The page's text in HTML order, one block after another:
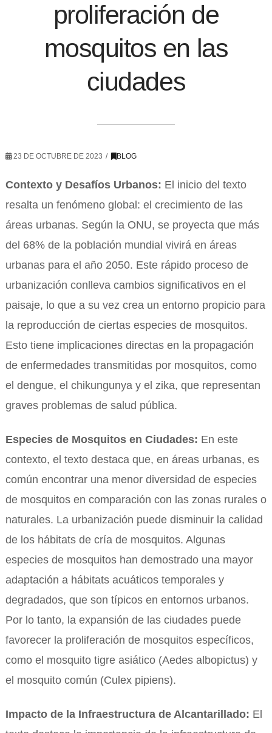
proliferación de
mosquitos en las
ciudades
23 DE OCTUBRE DE 2023 BLOG
Contexto y Desafíos Urbanos: El inicio del texto
resalta un fenómeno global: el crecimiento de las
áreas urbanas. Según la ONU, se proyecta que más
del 68% de la población mundial vivirá en áreas
urbanas para el año 2050. Este rápido proceso de
urbanización conlleva cambios significativos en el
paisaje, lo que a su vez crea un entorno propicio para
la reproducción de ciertas especies de mosquitos.
Esto tiene implicaciones directas en la propagación
de enfermedades transmitidas por mosquitos, como
el dengue, el chikungunya y el zika, que representan
graves problemas de salud pública.
Especies de Mosquitos en Ciudades: En este
contexto, el texto destaca que, en áreas urbanas, es
común encontrar una menor diversidad de especies
de mosquitos en comparación con las zonas rurales o
naturales. La urbanización puede disminuir la calidad
de los hábitats de cría de mosquitos. Algunas
especies de mosquitos han demostrado una mayor
adaptación a hábitats acuáticos temporales y
degradados, que son típicos en entornos urbanos.
Por lo tanto, la expansión de las ciudades puede
favorecer la proliferación de mosquitos específicos,
como el mosquito tigre asiático (Aedes albopictus) y
el mosquito común (Culex pipiens).
Impacto de la Infraestructura de Alcantarillado: El